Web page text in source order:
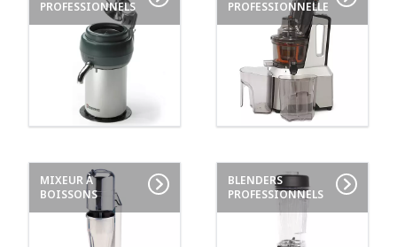
PROFESSIONNELS
PROFESSIONNELLE
MIXEUR À
BOISSONS
BLENDERS
PROFESSIONNELS